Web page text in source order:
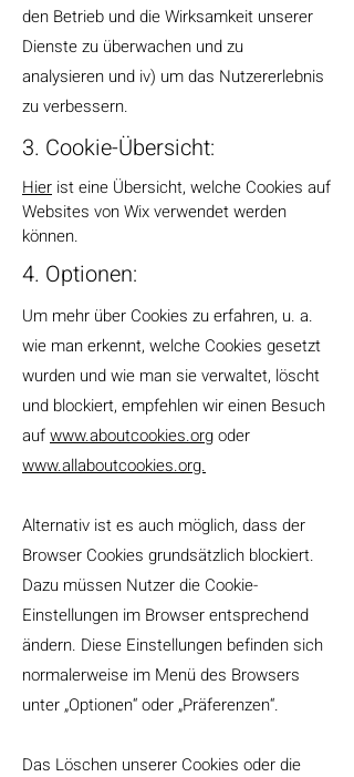
den Betrieb und die Wirksamkeit unserer
Dienste zu überwachen und zu
analysieren und iv) um das Nutzererlebnis
zu verbessern.
3. Cookie-Übersicht:
Hier ist eine Übersicht, welche Cookies auf
Websites von Wix verwendet werden
können.
4. Optionen:
Um mehr über Cookies zu erfahren, u. a.
wie man erkennt, welche Cookies gesetzt
wurden und wie man sie verwaltet, löscht
und blockiert, empfehlen wir einen Besuch
aufwww.aboutcookies.orgoder
www.allaboutcookies.org.
Alternativ ist es auch möglich, dass der
Browser Cookies grundsätzlich blockiert.
Dazu müssen Nutzer die Cookie-
Einstellungen im Browser entsprechend
ändern. Diese Einstellungen befinden sich
normalerweise im Menü des Browsers
unter „Optionen“ oder „Präferenzen“.
Das Löschen unserer Cookies oder die